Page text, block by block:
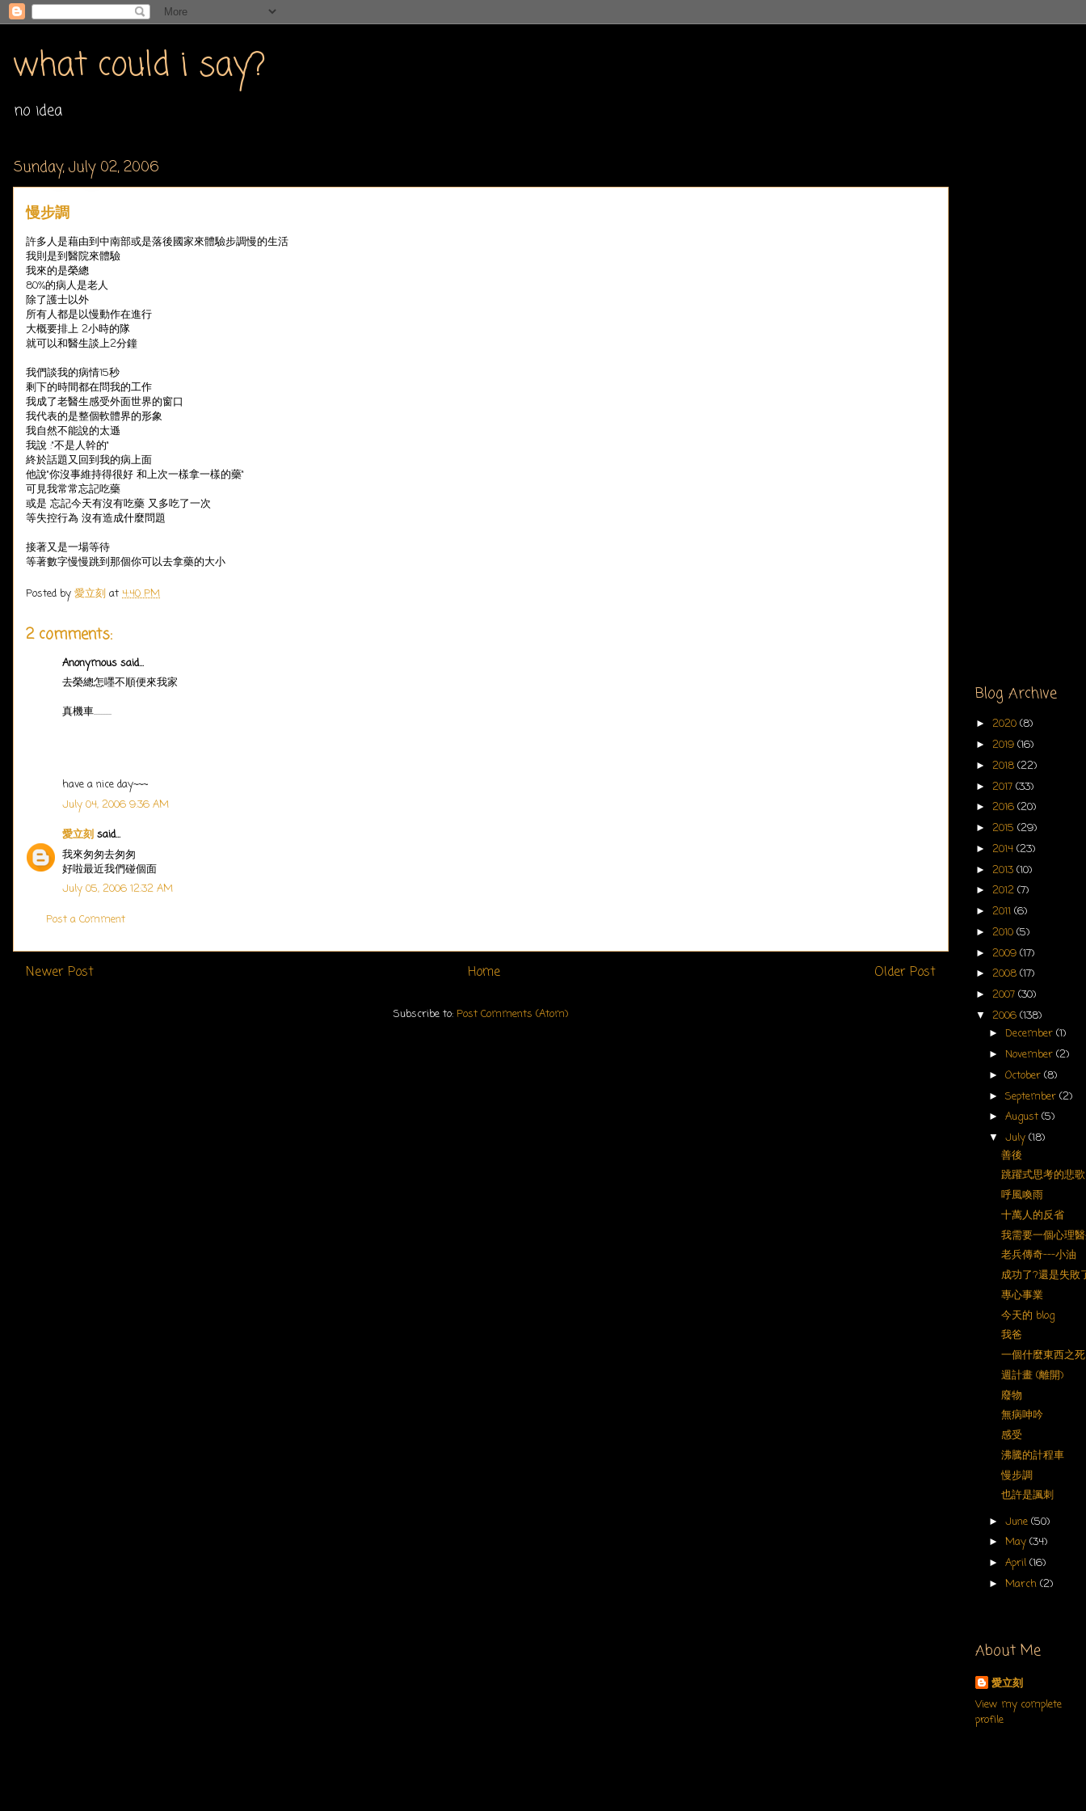
what could i say?
no idea
Sunday, July 02, 2006
慢步調
許多人是藉由到中南部或是落後國家來體驗步調慢的生活
我則是到醫院來體驗
我來的是榮總
80%的病人是老人
除了護士以外
所有人都是以慢動作在進行
大概要排上 2小時的隊
就可以和醫生談上2分鐘
我們談我的病情15秒
剩下的時間都在問我的工作
我成了老醫生感受外面世界的窗口
我代表的是整個軟體界的形象
我自然不能說的太遜
我說 :"不是人幹的"
終於話題又回到我的病上面
他說"你沒事維持得很好 和上次一樣拿一樣的藥"
可見我常常忘記吃藥
或是 忘記今天有沒有吃藥 又多吃了一次
等失控行為 沒有造成什麼問題
接著又是一場等待
等著數字慢慢跳到那個你可以去拿藥的大小
Posted by 愛立刻 at 4:40 PM
2 comments:
Anonymous said...
去榮總怎嚜不順便來我家
真機車...........
have a nice day~~~
July 04, 2006 9:36 AM
愛立刻 said...
我來匆匆去匆匆
好啦最近我們碰個面
July 05, 2006 12:32 AM
Post a Comment
Newer Post Older Post
Home
Subscribe to: Post Comments (Atom)
Blog Archive
► 2020 (8)
► 2019 (16)
► 2018 (22)
► 2017 (33)
► 2016 (20)
► 2015 (29)
► 2014 (23)
► 2013 (10)
► 2012 (7)
► 2011 (6)
► 2010 (5)
► 2009 (17)
► 2008 (17)
► 2007 (30)
▼ 2006 (138)
► December (1)
► November (2)
► October (8)
► September (2)
► August (5)
▼ July (18)
善後
跳躍式思考的悲歌
呼風喚雨
十萬人的反省
我需要一個心理
老兵傳奇---小油
成功了?還是失敗
專心事業
今天的 blog
我爸
一個什麼東西之死
週計畫 (離開)
廢物
無病呻吟
感受
沸騰的計程車
慢步調
也許是諷刺
► June (50)
► May (34)
► April (16)
► March (2)
About Me
愛立刻
View my complete
profile